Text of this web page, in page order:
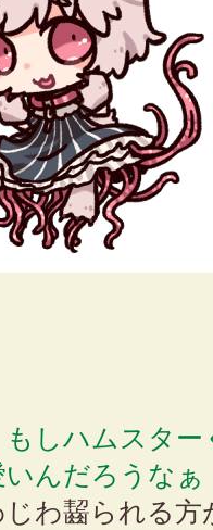
もしハムスタ
んだろうなぁ
わ齧られる方